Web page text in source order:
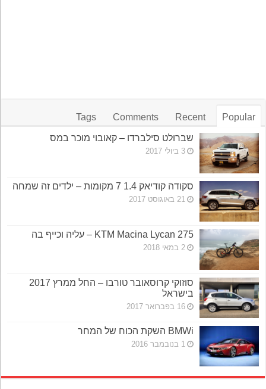
Popular
Recent
Comments
Tags
שברולט סילברדו – קאובוי מוכר במס
3 ביולי 2017
סקודה קודיאק 1.4 7 מקומות – ילדים זה שמחה
21 באוגוסט 2017
KTM Macina Lycan 275 – עליה וכייף בה
2 במאי 2018
סוזוקי קרוסאובר טורבו – החל ממרץ 2017
בישראל
16 בפברואר 2017
BMWi השקת הכוח של המחר
1 בנובמבר 2016